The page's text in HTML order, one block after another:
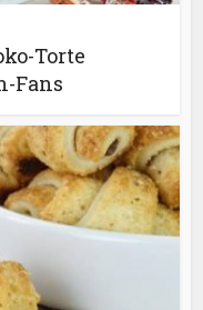
Torte
Fans